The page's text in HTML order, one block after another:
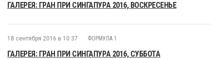
ГАЛЕРЕЯ: ГРАН ПРИ СИНГАПУРА 2016, ВОСКРЕСЕНЬЕ
18 сентября 2016 в 10:37 ФОРМУЛА 1
ГАЛЕРЕЯ: ГРАН ПРИ СИНГАПУРА 2016, СУББОТА